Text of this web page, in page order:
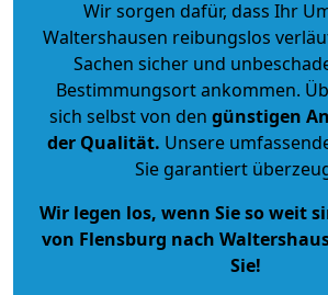
Wir sorgen dafür, dass Ihr
Waltershausen reibungslos
Sachen sicher und
Bestimmungsort ankommen.
sich selbst von den günstigen
der Qualität. Unsere
Sie garantiert
Wir legen los, wenn Sie so weit
von Flensburg nach
Sie!